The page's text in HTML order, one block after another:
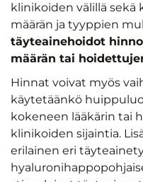
klinikoiden välillä
määrän ja tyyppien
täyteainehoidot
määrän tai
Hinnat voivat myös
käytetäänkö
kokeneen lääkärin tai
klinikoiden sijaintia.
erilainen eri